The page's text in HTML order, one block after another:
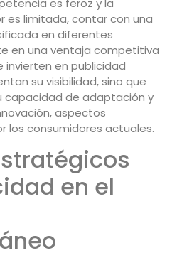
es feroz y la
es limitada, contar con una
en diferentes
en una ventaja competitiva
invierten en publicidad
su visibilidad, sino que
capacidad de adaptación y
aspectos
los consumidores actuales.
en el